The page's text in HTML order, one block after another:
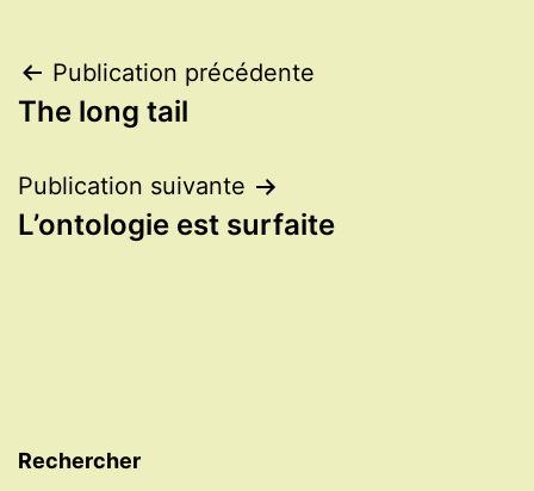
Navigation
de
l’article
Publication précédente
The long tail
Publication suivante
L’ontologie est surfaite
Rechercher